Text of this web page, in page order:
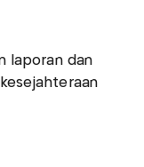
laporan dan